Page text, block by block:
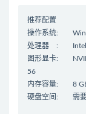
推荐配置
操作系统:
处理器 : Intel
图形显卡:
56
内存容量: 8
硬盘空间: 需要